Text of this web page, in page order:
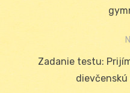
NextZadanie testu:
dievčenskú